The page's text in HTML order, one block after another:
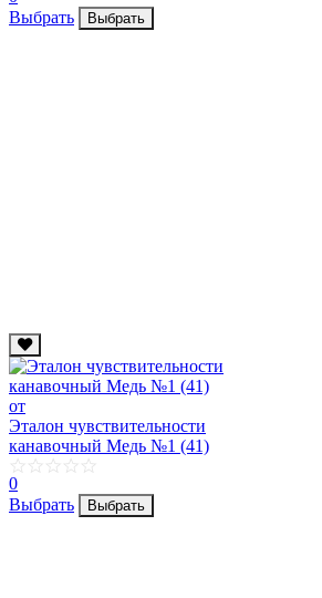
Выбрать
Выбрать
от
Эталон чувствительности
канавочный Медь №1 (41)
0
Выбрать
Выбрать